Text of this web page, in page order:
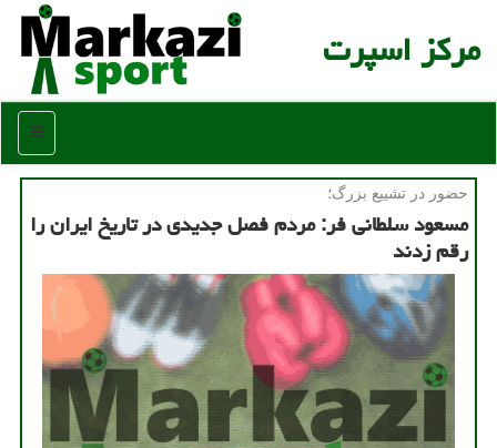
مركز اسپرت
منو
حضور در تشییع بزرگ؛
مسعود سلطانی فر: مردم فصل جدیدی در تاریخ ایران را
رقم زدند